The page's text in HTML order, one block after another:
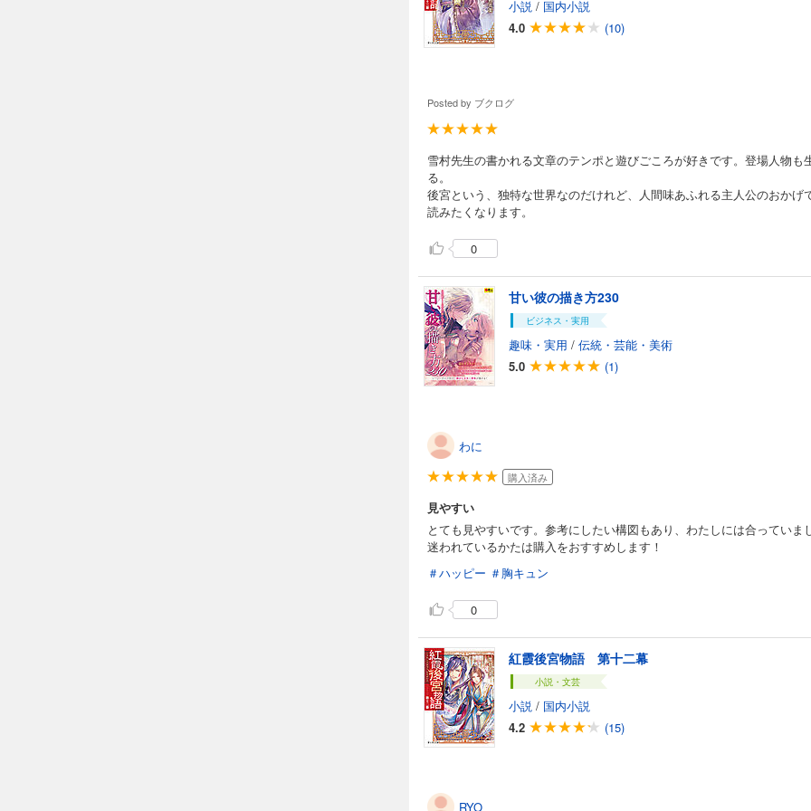
小説 / 国内小説
4.0
(10)
Posted by ブクログ
雪村先生の書かれる文章のテンポと遊びごころが好きです。登場人物
る。
後宮という、独特な世界なのだけれど、人間味あふれる主人公のおか
読みたくなります。
0
甘い彼の描き方230
ビジネス・実用
趣味・実用 / 伝統・芸能・美術
5.0
(1)
わに
購入済み
見やすい
とても見やすいです。参考にしたい構図もあり、わたしには合っていま
迷われているかたは購入をおすすめします！
＃ハッピー ＃胸キュン
0
紅霞後宮物語 第十二幕
小説・文芸
小説 / 国内小説
4.2
(15)
RYO